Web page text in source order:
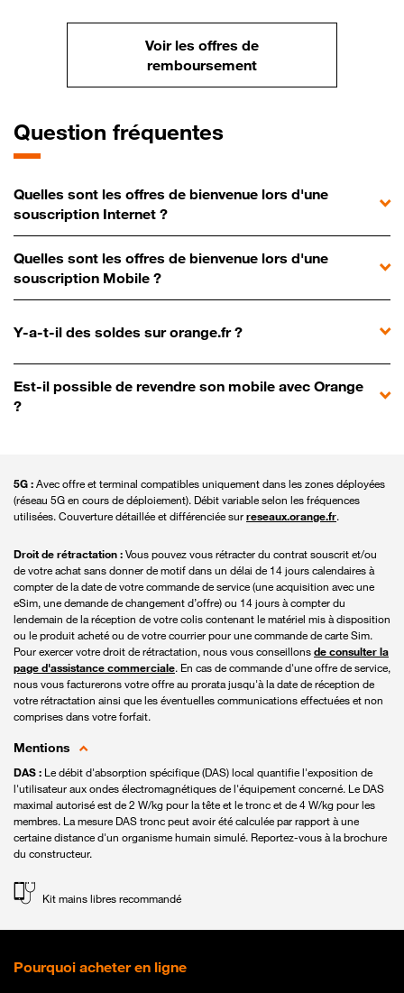
Voir les offres de
remboursement
Question fréquentes
Quelles sont les offres de bienvenue lors d'une
souscription Internet ?
Quelles sont les offres de bienvenue lors d'une
souscription Mobile ?
Y-a-t-il des soldes sur orange.fr ?
Est-il possible de revendre son mobile avec Orange
?
5G :Avec offre et terminal compatibles uniquement dans les zones déployées
(réseau 5G en cours de déploiement). Débit variable selon les fréquences
utilisées. Couverture détaillée et différenciée surreseaux.orange.fr.
Droit de rétractation :Vous pouvez vous rétracter du contrat souscrit et/ou
de votre achat sans donner de motif dans un délai de 14 jours calendaires à
compter de la date de votre commande de service (une acquisition avec une
eSim, une demande de changement d’offre) ou 14 jours à compter du
lendemain de la réception de votre colis contenant le matériel mis à disposition
ou le produit acheté ou de votre courrier pour une commande de carte Sim.
Pour exercer votre droit de rétractation, nous vous conseillonsde consulter la
page d'assistance commerciale. En cas de commande d'une offre de service,
nous vous facturerons votre offre au prorata jusqu'à la date de réception de
votre rétractation ainsi que les éventuelles communications effectuées et non
comprises dans votre forfait.
Mentions
DAS : Le débit d'absorption spécifique (DAS) local quantifie l'exposition de
l'utilisateur aux ondes électromagnétiques de l'équipement concerné. Le DAS
maximal autorisé est de 2 W/kg pour la tête et le tronc et de 4 W/kg pour les
membres. La mesure DAS tronc peut avoir été calculée par rapport à une
certaine distance d'un organisme humain simulé. Reportez-vous à la brochure
du constructeur.
Kit mains libres recommandé
Pourquoi acheter en ligne